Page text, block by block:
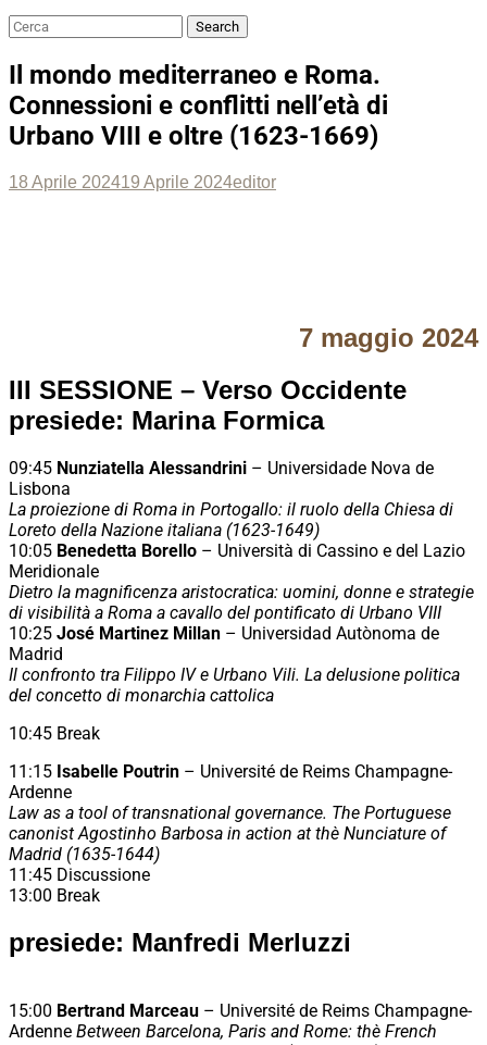
Search
Search
Il mondo mediterraneo e Roma.
Connessioni e conflitti nell’età di
Urbano VIII e oltre (1623-1669)
Posted
18 Aprile 202419 Aprile 2024Author
editor
7 maggio 2024
III SESSIONE – Verso Occidente
presiede: Marina Formica
09:45 Nunziatella Alessandrini – Universidade Nova de
Lisbona
La proiezione di Roma in Portogallo: il ruolo della Chiesa di
Loreto della Nazione italiana (1623-1649)
10:05 Benedetta Borello – Università di Cassino e del Lazio
Meridionale
Dietro la magnificenza aristocratica: uomini, donne e strategie
di visibilità a Roma a cavallo del pontificato di Urbano VIII
10:25 José Martinez Millan – Universidad Autònoma de
Madrid
Il confronto tra Filippo IV e Urbano Vili. La delusio­ne politica
del concetto di monarchia cattolica
10:45 Break
11:15 Isabelle Poutrin – Université de Reims Champagne-
Ardenne
Law as a tool of transnational governance. The Portuguese
canonist Agostinho Barbosa in action at thè Nunciature of
Madrid (1635-1644)
11:45 Discussione
13:00 Break
presiede: Manfredi Merluzzi
15:00 Bertrand Marceau – Université de Reims Champagne-
Ardenne Between Barcelona, Paris and Rome: thè French